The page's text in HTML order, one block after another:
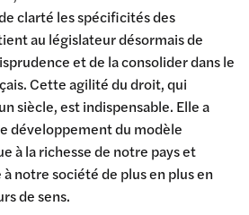
clarté les spécificités des
au législateur désormais de
et de la consolider dans le
Cette agilité du droit, qui
siècle, est indispensable. Elle a
développement du modèle
à la richesse de notre pays et
notre société de plus en plus en
de sens.